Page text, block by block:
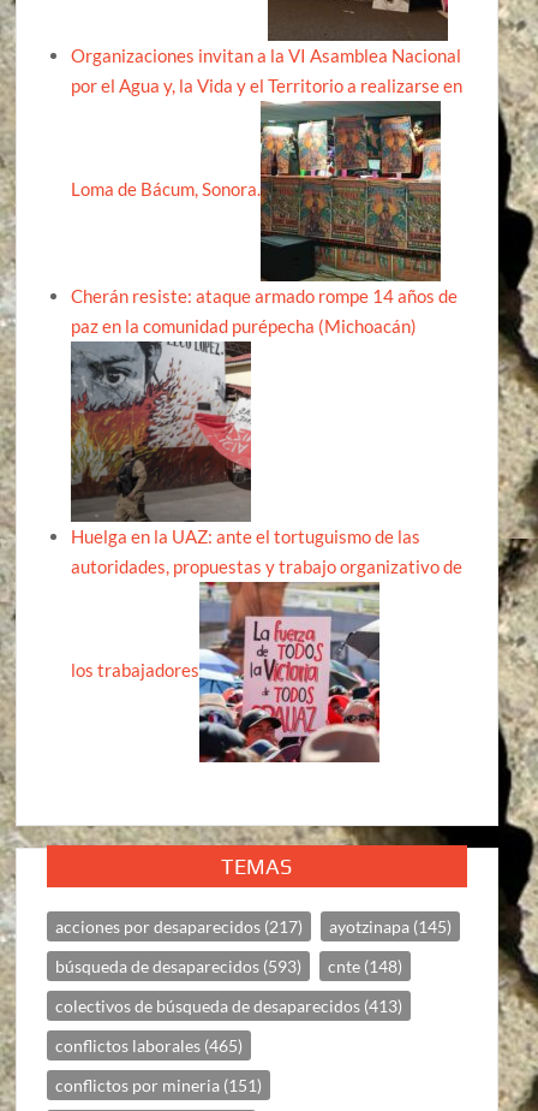
Organizaciones invitan a la VI Asamblea Nacional
por el Agua y, la Vida y el Territorio a realizarse en
Loma de Bácum, Sonora.
Cherán resiste: ataque armado rompe 14 años de
paz en la comunidad purépecha (Michoacán)
Huelga en la UAZ: ante el tortuguismo de las
autoridades, propuestas y trabajo organizativo de
los trabajadores
TEMAS
acciones por desaparecidos (217) ayotzinapa (145)
búsqueda de desaparecidos (593) cnte (148)
colectivos de búsqueda de desaparecidos (413)
conflictos laborales (465)
conflictos por mineria (151)